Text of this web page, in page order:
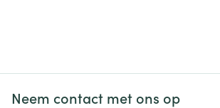
Neem contact met ons op